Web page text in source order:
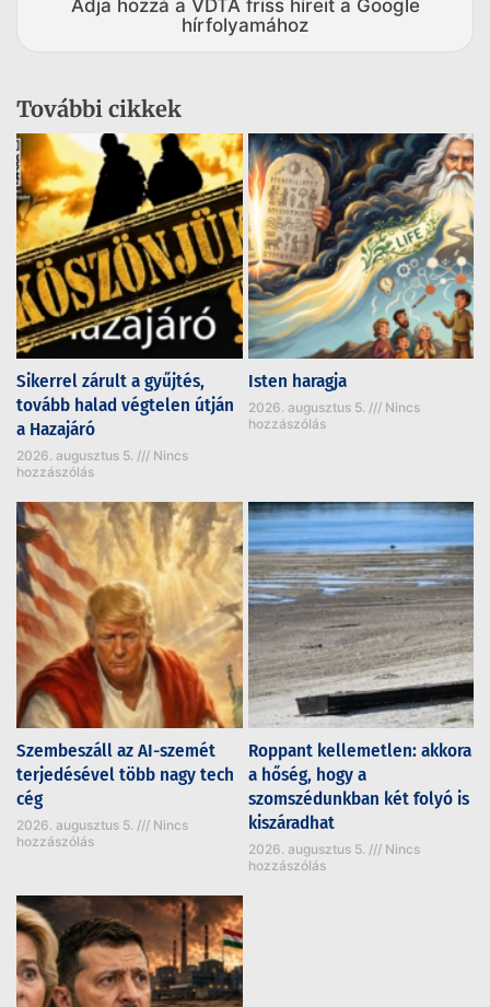
Adja hozzá a VDTA friss híreit a Google
hírfolyamához
További cikkek
Sikerrel zárult a gyűjtés,
tovább halad végtelen útján
a Hazajáró
2026. augusztus 5.
Nincs
hozzászólás
Isten haragja
2026. augusztus 5.
Nincs
hozzászólás
Szembeszáll az AI-szemét
terjedésével több nagy tech
cég
2026. augusztus 5.
Nincs
hozzászólás
Roppant kellemetlen: akkora
a hőség, hogy a
szomszédunkban két folyó is
kiszáradhat
2026. augusztus 5.
Nincs
hozzászólás